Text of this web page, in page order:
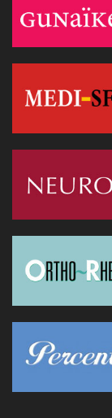
Innovatie
middenrifdefect
zorg en
23 juni 2026 -
23 juni 2026 - 15:18
voorbereiding
Brussel wordt
17 juni 2026 -
TwinSkin, de
modelleert